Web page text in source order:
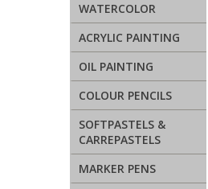
WATERCOLOR
ACRYLIC PAINTING
OIL PAINTING
COLOUR PENCILS
SOFTPASTELS &
CARREPASTELS
MARKER PENS